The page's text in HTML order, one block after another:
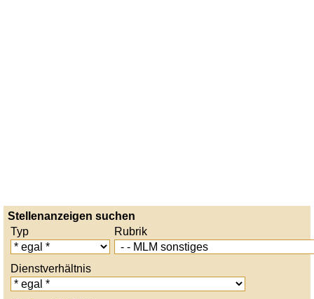
Stellenanzeigen suchen
Typ
Rubrik
Dienstverhältnis